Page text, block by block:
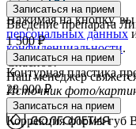
Записаться на прием
Введение препарата
1 500 ₽
Записаться на прием
Контурная пластика
28 000 ₽
Записаться на прием
Коррекция формы губ
Нажимая на кнопку, вы
персональных данных
конфиденциальности.
Спасибо!
Наш менеджер
Источник фото/